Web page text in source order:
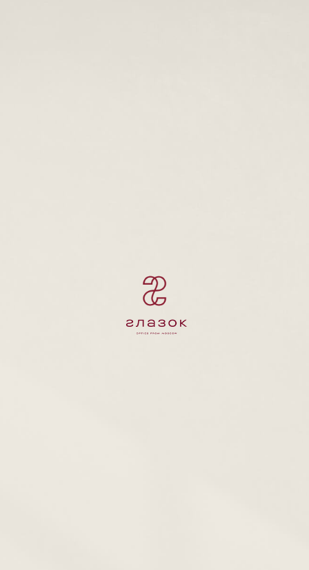
Оптика Глазок — ваше качественное